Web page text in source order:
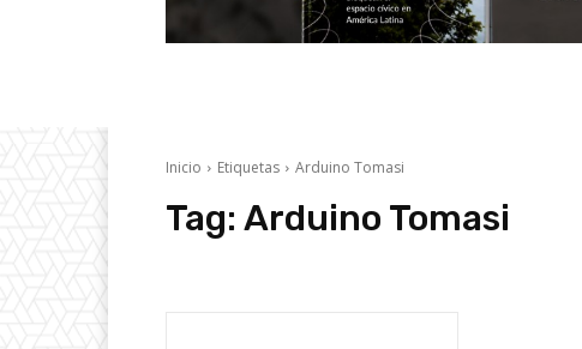
Inicio Etiquetas Arduino Tomasi
Tag: Arduino Tomasi